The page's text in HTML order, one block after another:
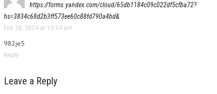
https://forms.yandex.com/cloud/65db1184c09c022df5cfba72?
hs=3834c68d2b3ff573ee60c88fd790a4bd&
Feb 28, 2024 at 10:54 am
982je5
Reply
Leave a Reply